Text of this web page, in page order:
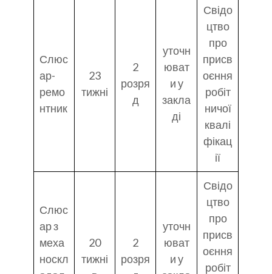
Слюс
ар-
ремо
нтник
23
тижні
2
розря
д
уточн
юват
и у
закла
ді
Свідо
цтво
про
присв
оєння
робіт
ничої
квалі
фікац
ії
Слюс
ар з
меха
носкл
20
тижні
2
розря
уточн
юват
и у
Свідо
цтво
про
присв
оєння
робіт